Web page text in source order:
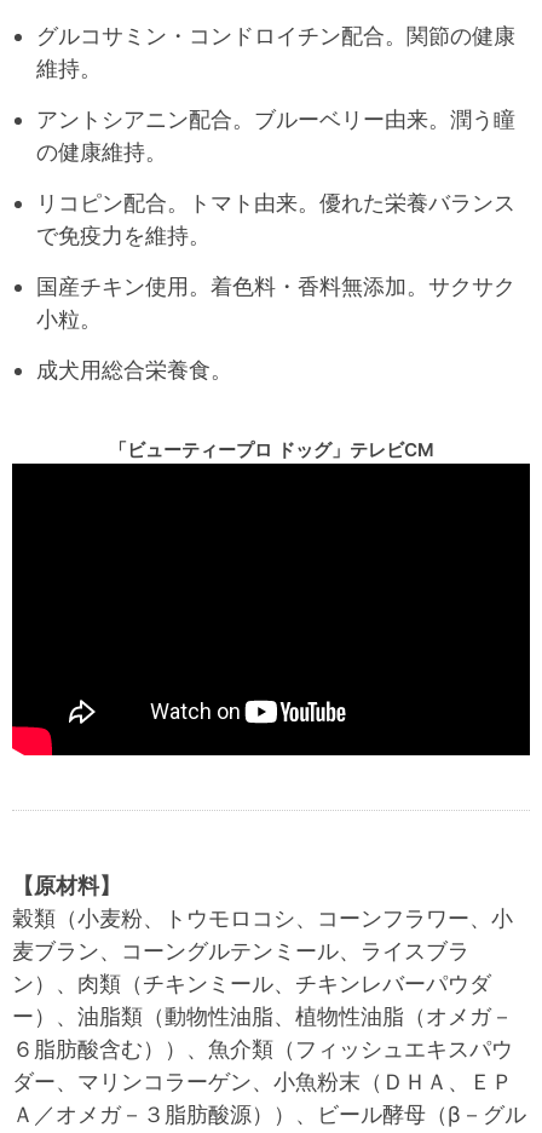
グルコサミン・コンドロイチン配合。関節の健康
維持。
アントシアニン配合。ブルーベリー由来。潤う瞳
の健康維持。
リコピン配合。トマト由来。優れた栄養バランス
で免疫力を維持。
国産チキン使用。着色料・香料無添加。サクサク
小粒。
成犬用総合栄養食。
「ビューティープロ ドッグ」テレビCM
【原材料】
穀類（小麦粉、トウモロコシ、コーンフラワー、小
麦ブラン、コーングルテンミール、ライスブラ
ン）、肉類（チキンミール、チキンレバーパウダ
ー）、油脂類（動物性油脂、植物性油脂（オメガ－
６脂肪酸含む））、魚介類（フィッシュエキスパウ
ダー、マリンコラーゲン、小魚粉末（ＤＨＡ、ＥＰ
Ａ／オメガ－３脂肪酸源））、ビール酵母（β－グル